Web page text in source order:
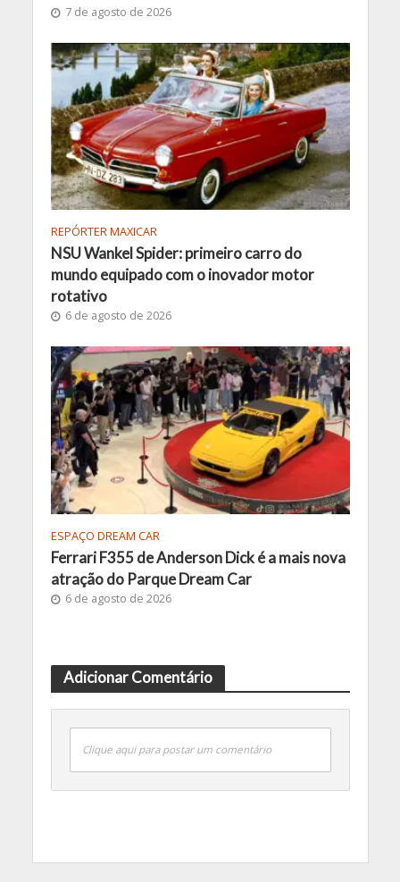
7 de agosto de 2026
REPÓRTER MAXICAR
NSU Wankel Spider: primeiro carro do
mundo equipado com o inovador motor
rotativo
6 de agosto de 2026
ESPAÇO DREAM CAR
Ferrari F355 de Anderson Dick é a mais nova
atração do Parque Dream Car
6 de agosto de 2026
Adicionar Comentário
Clique aqui para postar um comentário